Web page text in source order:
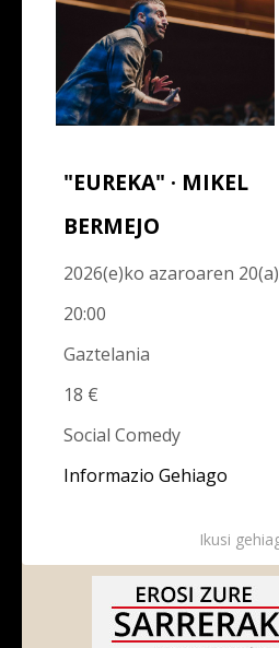
"EUREKA" · MIKEL
BERMEJO
2026(e)ko azaroaren 20(a)
20:00
Gaztelania
18 €
Social Comedy
Informazio Gehiago